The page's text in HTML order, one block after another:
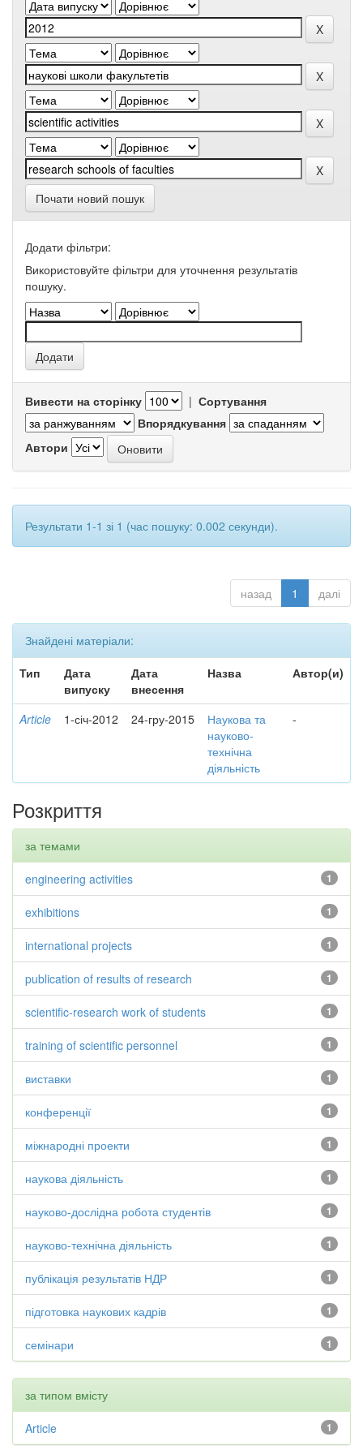
Почати новий пошук
Додати фільтри:
Використовуйте фільтри для уточнення результатів
пошуку.
Вивести на сторінку | Сортування
Впорядкування
Автори
Результати 1-1 зі 1 (час пошуку: 0.002 секунди).
назад 1 далі
Знайдені матеріали:
Тип
Дата
випуску
Дата
внесення
Назва Автор(и)
Article 1-січ-2012 24-гру-2015
Наукова та
науково-
технічна
діяльність
-
Розкриття
за темами
1
engineering activities
1
exhibitions
1
international projects
1
publication of results of research
1
scientific-research work of students
1
training of scientific personnel
1
виставки
1
конференції
1
міжнародні проекти
1
наукова діяльність
1
науково-дослідна робота студентів
1
науково-технічна діяльність
1
публікація результатів НДР
1
підготовка наукових кадрів
1
семінари
за типом вмісту
1
Article